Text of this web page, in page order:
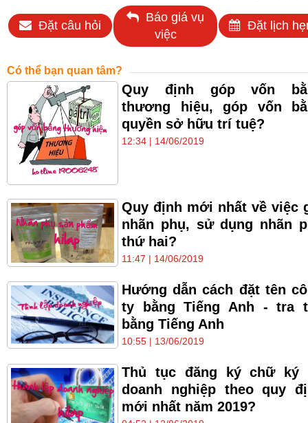
Đặt câu hỏi
Báo giá vụ
việc
Đặt lịch
Có thể bạn quan tâm?
Quy định góp vốn
thương hiệu, góp vốn
quyền sở hữu trí tuệ?
12:34 | 14/06/2019
Quy định mới nhất về việc
nhãn phụ, sử dụng nhãn
thứ hai?
11:47 | 14/06/2019
Hướng dẫn cách đặt tên
ty bằng Tiếng Anh - tra
bằng Tiếng Anh
10:55 | 13/06/2019
Thủ tục đăng ký chữ ký
doanh nghiệp theo quy
mới nhất năm 2019?